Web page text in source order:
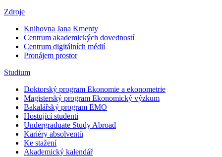
Zdroje
Knihovna Jana Kmenty
Centrum akademických dovedností
Centrum digitálních médií
Pronájem prostor
Studium
Doktorský program Ekonomie a ekonometrie
Magisterský program Ekonomický výzkum
Bakalářský program EMO
Hostující studenti
Undergraduate Study Abroad
Kariéry absolventů
Ke stažení
Akademický kalendář